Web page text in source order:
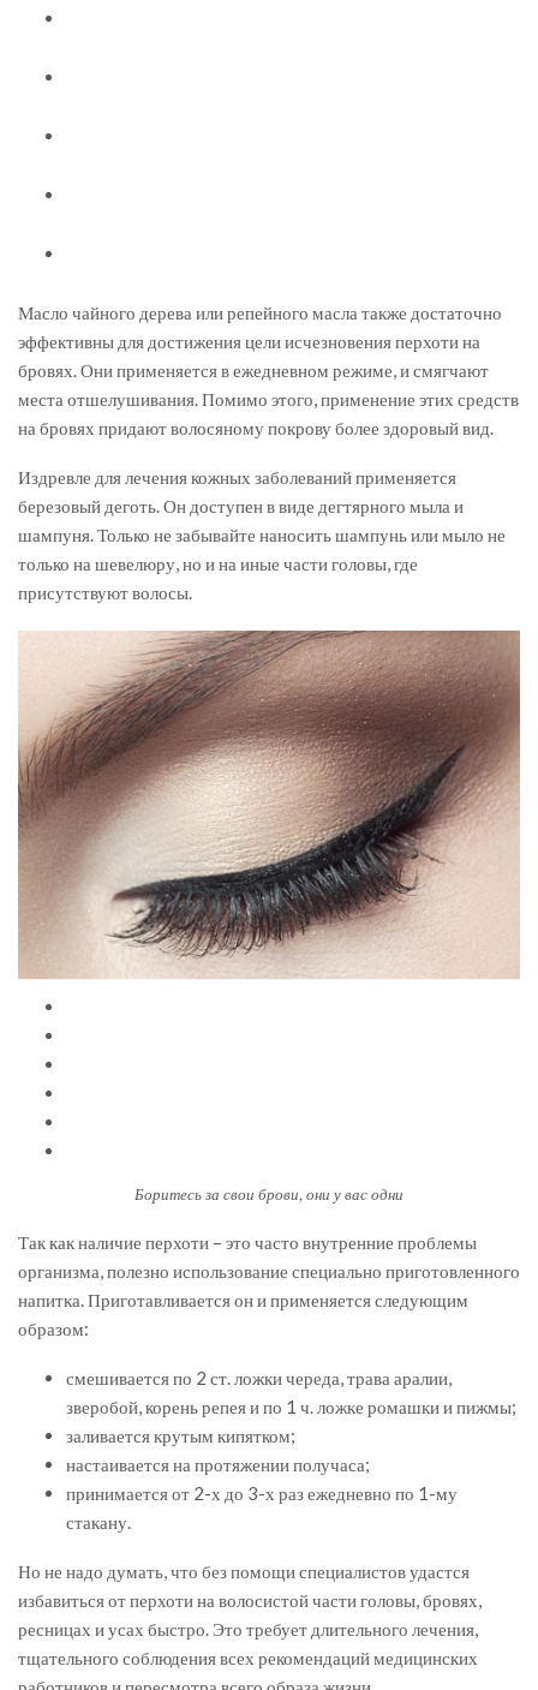
Масло чайного дерева или репейного масла также достаточно
эффективны для достижения цели исчезновения перхоти на
бровях. Они применяется в ежедневном режиме, и смягчают
места отшелушивания. Помимо этого, применение этих средств
на бровях придают волосяному покрову более здоровый вид.
Издревле для лечения кожных заболеваний применяется
березовый деготь. Он доступен в виде дегтярного мыла и
шампуня. Только не забывайте наносить шампунь или мыло не
только на шевелюру, но и на иные части головы, где
присутствуют волосы.
Боритесь за свои брови, они у вас одни
Так как наличие перхоти – это часто внутренние проблемы
организма, полезно использование специально приготовленного
напитка. Приготавливается он и применяется следующим
образом:
смешивается по 2 ст. ложки череда, трава аралии,
зверобой, корень репея и по 1 ч. ложке ромашки и пижмы;
заливается крутым кипятком;
настаивается на протяжении получаса;
принимается от 2-х до 3-х раз ежедневно по 1-му
стакану.
Но не надо думать, что без помощи специалистов удастся
избавиться от перхоти на волосистой части головы, бровях,
ресницах и усах быстро. Это требует длительного лечения,
тщательного соблюдения всех рекомендаций медицинских